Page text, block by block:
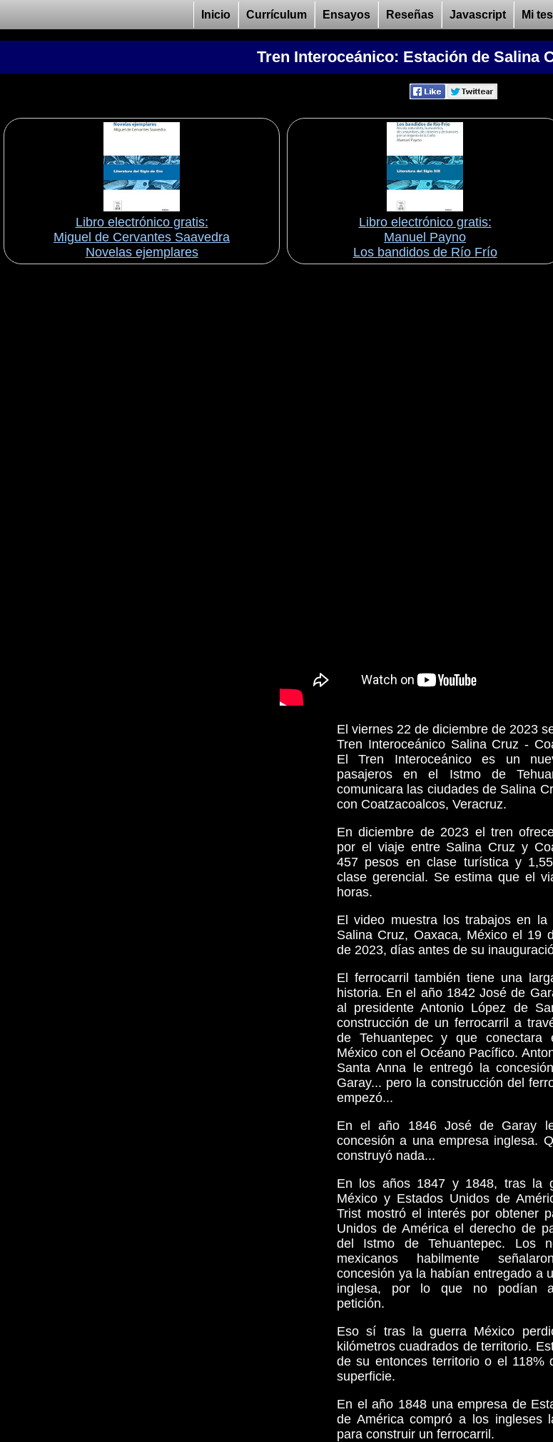
Inicio Currículum Ensayos Reseñas Javascript Mi
Tren Interoceánico: Estación de Salina
Libro electrónico gratis:
Miguel de Cervantes Saavedra
Novelas ejemplares
Libro electrónico gratis:
Manuel Payno
Los bandidos de Río Frío
El viernes 22 de diciembre de 2023
Tren Interoceánico Salina Cruz -
El Tren Interoceánico es un
pasajeros en el Istmo de
comunicara las ciudades de Salina
con Coatzacoalcos, Veracruz.
En diciembre de 2023 el tren
por el viaje entre Salina Cruz y
457 pesos en clase turística y
clase gerencial. Se estima que el
horas.
El video muestra los trabajos en la
Salina Cruz, Oaxaca, México el 19
de 2023, días antes de su
El ferrocarril también tiene una
historia. En el año 1842 José de
al presidente Antonio López de
construcción de un ferrocarril a
de Tehuantepec y que conectara
México con el Océano Pacífico.
Santa Anna le entregó la
Garay... pero la construcción del
empezó...
En el año 1846 José de Garay
concesión a una empresa inglesa.
construyó nada...
En los años 1847 y 1848, tras la
México y Estados Unidos de
Trist mostró el interés por obtener
Unidos de América el derecho de
del Istmo de Tehuantepec. Los
mexicanos habilmente
concesión ya la habían entregado a
inglesa, por lo que no podían
petición.
Eso sí tras la guerra México
kilómetros cuadrados de territorio.
de su entonces territorio o el 118%
superficie.
En el año 1848 una empresa de
de América compró a los ingleses
para construir un ferrocarril.